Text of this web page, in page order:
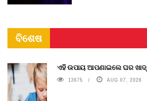
ବିଶେଷ
ଏହି ଉପାୟ ଆପଣାଇଲେ ଘର
13675 AUG 07, 2026